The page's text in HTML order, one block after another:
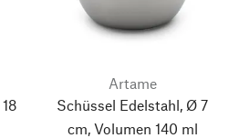
Artame
Schüssel Edelstahl, Ø 7
cm, Volumen 140 ml